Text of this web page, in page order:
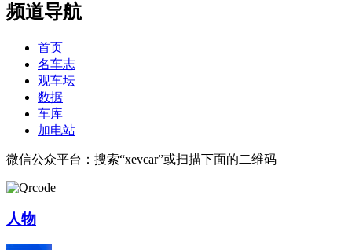
频道导航
首页
名车志
观车坛
数据
车库
加电站
微信公众平台：搜索“xevcar”或扫描下面的二维码
人物